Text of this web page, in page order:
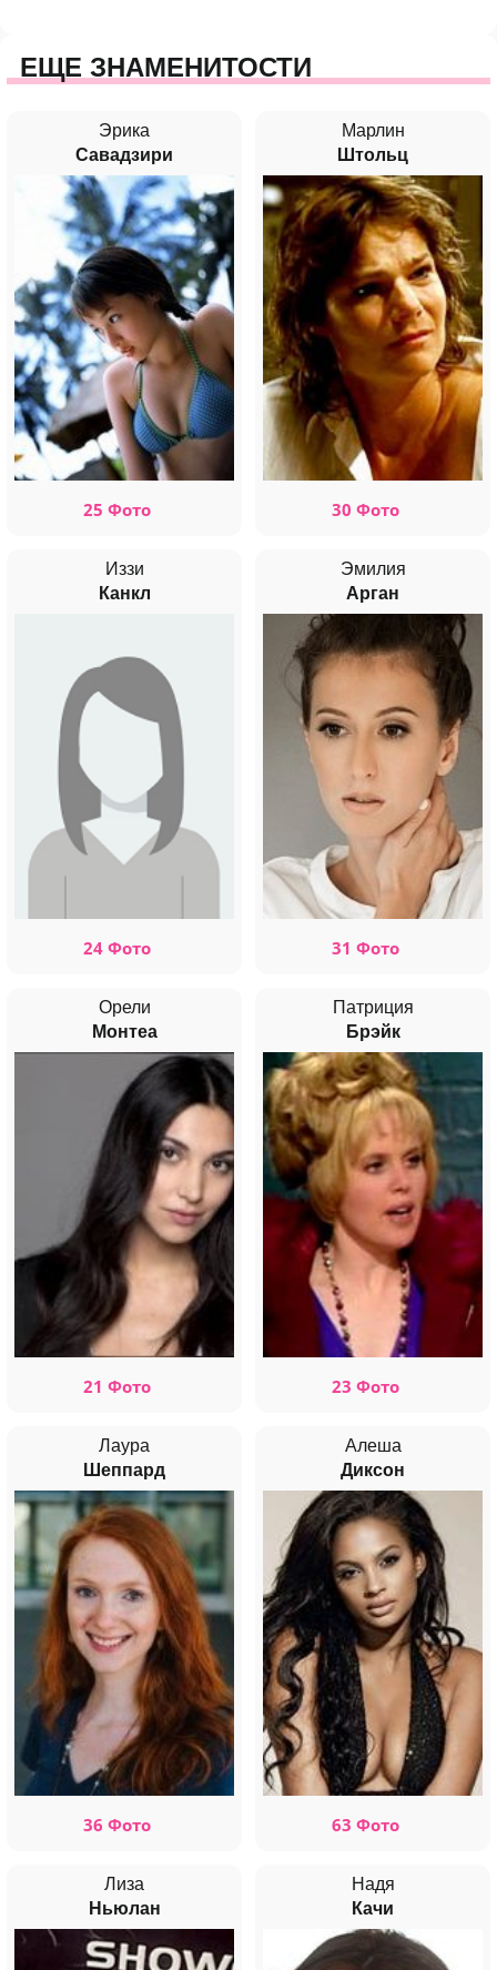
ЕЩЕ ЗНАМЕНИТОСТИ
Эрика
Савадзири
25 Фото
Марлин
Штольц
30 Фото
Иззи
Канкл
24 Фото
Эмилия
Арган
31 Фото
Орели
Монтеа
21 Фото
Патриция
Брэйк
23 Фото
Лаура
Шеппард
36 Фото
Алеша
Диксон
63 Фото
Лиза
Ньюлан
Надя
Качи